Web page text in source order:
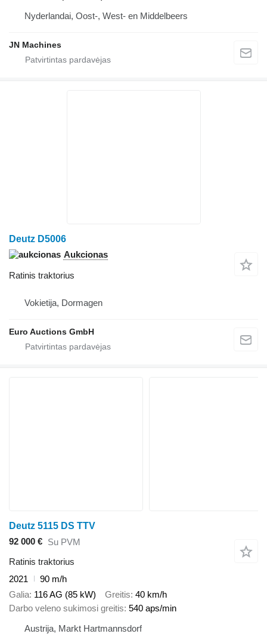
Nyderlandai, Oost-, West- en Middelbeers
JN Machines
Deutz D5006
Aukcionas
Ratinis traktorius
Vokietija, Dormagen
Euro Auctions GmbH
Deutz 5115 DS TTV
92 000 € Su PVM
Ratinis traktorius
2021
90 m/h
Galia 116 AG (85 kW) Greitis 40 km/h
Darbo veleno sukimosi greitis 540 aps/min
Austrija, Markt Hartmannsdorf